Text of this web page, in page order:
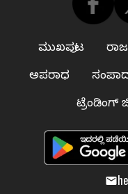
ಮುಖಪುಟ
ಅಪರಾಧ
ಟ್ರೆಂಡಿಂಗ್